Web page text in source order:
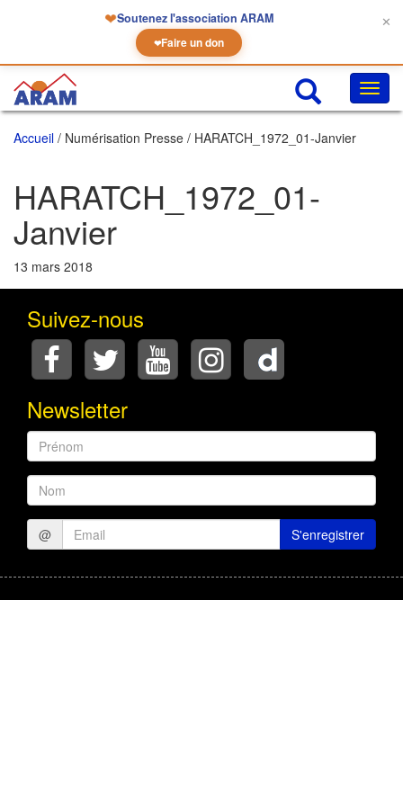
❤Soutenez l'association ARAM
❤Faire un don
✕
la
Accueil / Numérisation Presse / HARATCH_1972_01-Janvier
HARATCH_1972_01-
Janvier
13 mars 2018
Suivez-nous
Newsletter
Prénom
Nom
@ S'enregistrer